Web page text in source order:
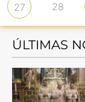
27 28
ÚLTIMAS